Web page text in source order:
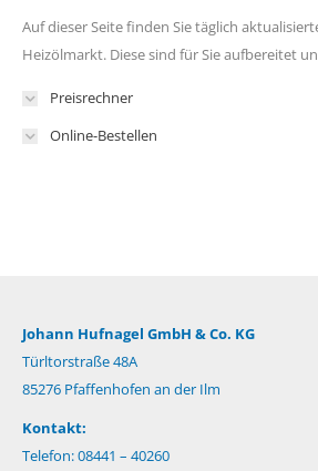
Auf dieser Seite finden Sie täglich
Heizölmarkt. Diese sind für Sie aufbereitet
Preisrechner
Online-Bestellen
Johann Hufnagel GmbH & Co. KG
Türltorstraße 48A
85276 Pfaffenhofen an der Ilm
Kontakt:
Telefon: 08441 – 40260